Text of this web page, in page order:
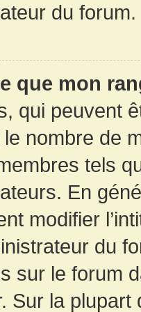
du forum.
que mon
qui peuvent
le nombre de
tels
En
modifier
du
sur le forum
Sur la